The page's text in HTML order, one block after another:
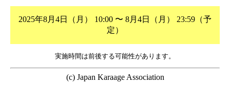
2025年8月4日（月） 10:00 〜 8月4日（月） 23:59（予
定）
実施時間は前後する可能性があります。
(c) Japan Karaage Association